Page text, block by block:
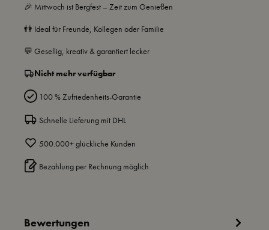
🎉 Mittwoch ist Bergfest – Zeit zum Genießen
👫 Ideal für Freunde, Kollegen oder Familie
💬 Gesellig, kreativ & garantiert lecker
Nicht mehr verfügbar
100 % Zufriedenheits-Garantie
Schnelle Lieferung mit DHL
500.000+ glückliche Kunden
Bezahlung per Rechnung möglich
Bewertungen